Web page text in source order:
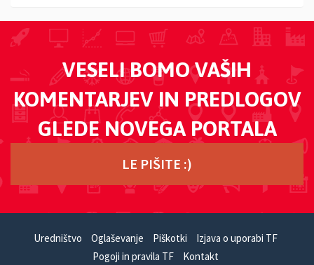
VESELI BOMO VAŠIH
KOMENTARJEV IN PREDLOGOV
GLEDE NOVEGA PORTALA
LE PIŠITE :)
Uredništvo Oglaševanje Piškotki
Izjava o uporabi TF
Pogoji in pravila TF
Kontakt